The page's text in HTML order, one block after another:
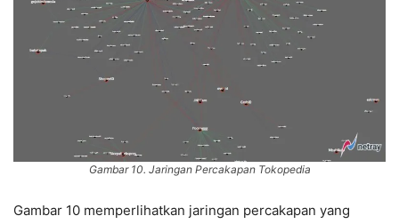
Gambar 10. Jaringan Percakapan Tokopedia
Gambar 10 memperlihatkan jaringan percakapan yang